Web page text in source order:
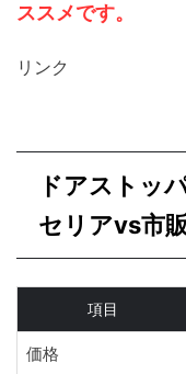
ススメです。
リンク
ドアストッ
セリアvs市
項目
価格